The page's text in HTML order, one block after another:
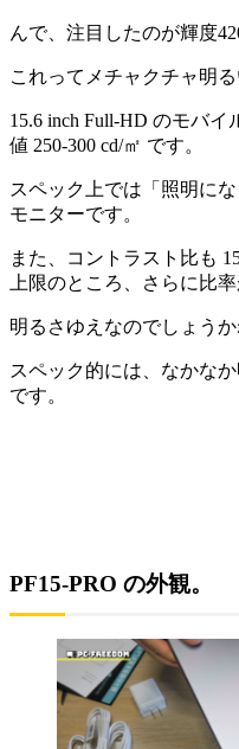
んで、 注目したのが輝度
これってメチャクチャ明る
15.6 inch Full-HD のモバ
値 250-300 cd/㎡ です。
スペック上では「照明に
モニターです。
また、 コントラスト比も
上限のところ、さらに比
明るさゆえなのでしょうか
スペック的には、なかな
です。
PF15-PRO の外観。